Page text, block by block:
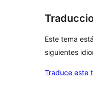
Este tema
siguientes
Traduce este